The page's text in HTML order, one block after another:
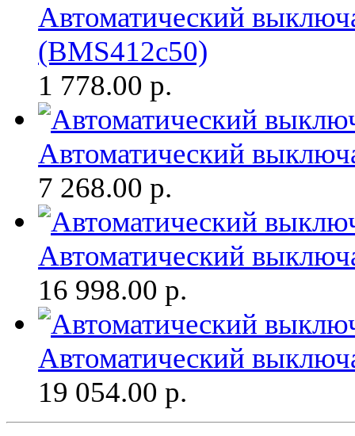
Автоматический
(BMS412c50)
1 778.00 р.
Автоматический
7 268.00 р.
Автоматический
16 998.00 р.
Автоматический
19 054.00 р.